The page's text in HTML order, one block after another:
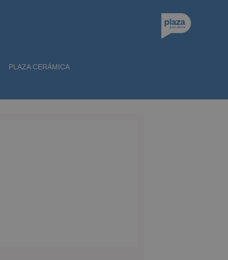
PLAZA CERÁMICA